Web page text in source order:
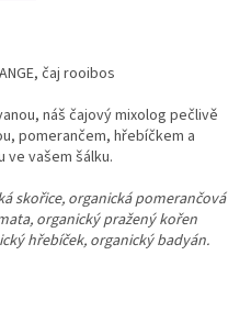
čaj rooibos
náš čajový mixolog pečlivě
pomerančem, hřebíčkem a
ve vašem šálku.
skořice, organická pomerančová
organický pražený kořen
hřebíček, organický badyán.